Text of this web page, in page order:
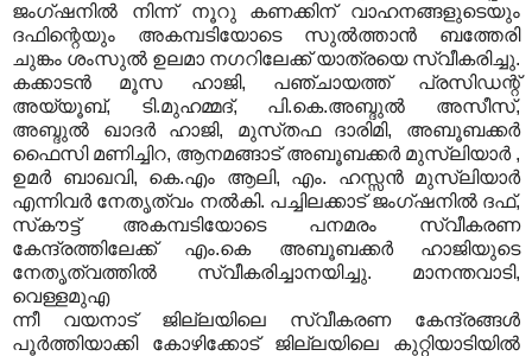
ജംഗ്‌ഷനില്‍ നിന്ന്‌ നൂറു കണക്കിന്‌ വാഹനങ്ങളുടെയും
ദഫിന്റെയും അകമ്പടിയോടെ സുല്‍ത്താന്‍ ബത്തേരി
ചുങ്കം ശംസുല്‍ ഉലമാ നഗറിലേക്ക്‌ യാത്രയെ സ്വീകരിച്ചു.
കക്കാടന്‍ മൂസ ഹാജി, പഞ്ചായത്ത്‌ പ്രസിഡന്റ്‌
അയ്യൂബ്‌, ടി.മുഹമ്മദ്‌, പി.കെ.അബ്ദുല്‍ അസീസ്‌,
അബ്ദുല്‍ ഖാദര്‍ ഹാജി, മുസ്‌തഫ ദാരിമി, അബൂബക്കര്‍
ഫൈസി മണിച്ചിറ, ആനമങ്ങാട്‌ അബൂബക്കര്‍ മുസ്‌ലിയാര്‍ ,
ഉമര്‍ ബാഖവി, കെ.എം ആലി, എം. ഹസ്സന്‍ മുസ്‌ലിയാര്‍
എന്നിവര്‍ നേതൃത്വം നല്‍കി. പച്ചിലക്കാട്‌ ജംഗ്‌ഷനില്‍ ദഫ്‌,
സ്‌കൗട്ട്‌ അകമ്പടിയോടെ പനമരം സ്വീകരണ
കേന്ദ്രത്തിലേക്ക്‌ എം.കെ അബൂബക്കര്‍ ഹാജിയുടെ
നേതൃത്വത്തില്‍ സ്വീകരിച്ചാനയിച്ചു. മാനന്തവാടി,
വെള്ളമുഎ
ന്നീ വയനാട്‌ ജില്ലയിലെ സ്വീകരണ കേന്ദ്രങ്ങള്‍
പൂര്‍ത്തിയാക്കി കോഴിക്കോട്‌ ജില്ലയിലെ കുറ്റിയാടിയില്‍